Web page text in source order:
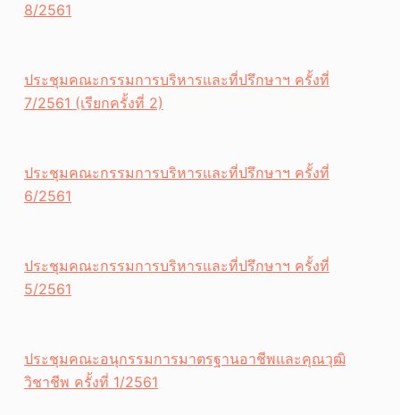
8/2561
ประชุมคณะกรรมการบริหารและที่ปรึกษาฯ ครั้งที่
7/2561 (เรียกครั้งที่ 2)
ประชุมคณะกรรมการบริหารและที่ปรึกษาฯ ครั้งที่
6/2561
ประชุมคณะกรรมการบริหารและที่ปรึกษาฯ ครั้งที่
5/2561
ประชุมคณะอนุกรรมการมาตรฐานอาชีพและคุณวุฒิ
วิชาชีพ ครั้งที่ 1/2561